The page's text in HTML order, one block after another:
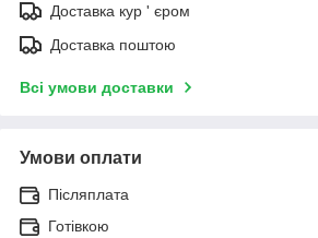
Доставка кур ' єром
Доставка поштою
Всі умови доставки
Умови оплати
Післяплата
Готівкою